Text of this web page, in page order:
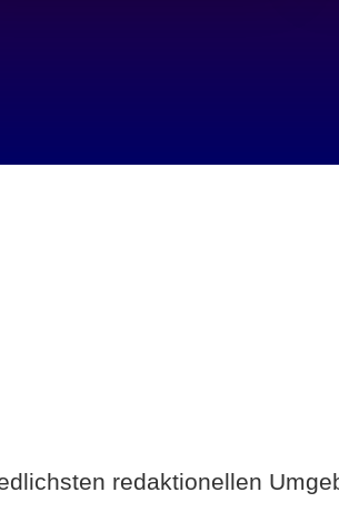
redaktionellen